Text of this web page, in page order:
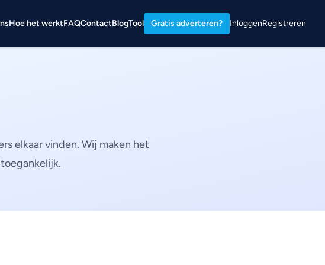
Hoe het werktFAQContactBlogTool Gratis adverteren? InloggenRegistreren
elkaar vinden. Wij maken het